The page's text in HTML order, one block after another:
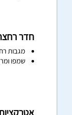
חדר
מגבות
שמפו